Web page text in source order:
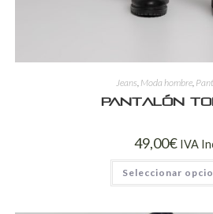
Jeans, Moda hombre,
Pantalón
49,00€ IVA
Seleccionar